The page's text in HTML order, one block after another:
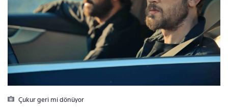
Çukur geri mi dönüyor